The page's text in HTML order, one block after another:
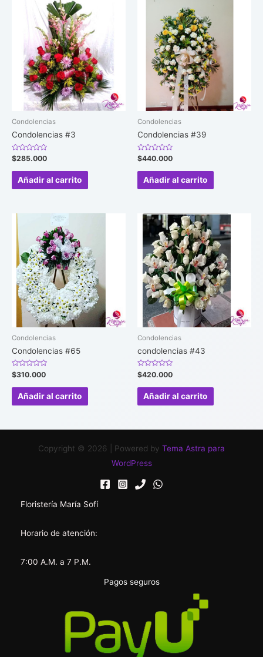
Condolencias
Condolencias #3
Valorado
en
0
$285.000
Añadir al carrito
Condolencias
Condolencias #39
Valorado
en
0
$440.000
Añadir al carrito
Condolencias
Condolencias #65
Valorado
en
0
$310.000
Añadir al carrito
Condolencias
condolencias #43
Valorado
en
0
$420.000
Añadir al carrito
Copyright © 2026 | Powered by Tema Astra para
WordPress
Floristería María Sofí
Horario de atención:
7:00 A.M. a 7 P.M.
Pagos seguros